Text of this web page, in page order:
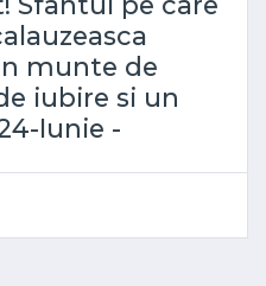
munte de
iubire si un
Iunie -